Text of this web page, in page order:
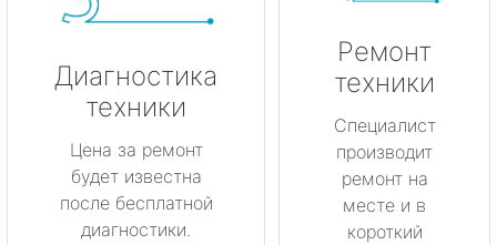
Диагностика
техники
Цена за ремонт
будет известна
после бесплатной
диагностики.
Ремонт
техники
Специалист
производит
ремонт на
месте и в
короткий